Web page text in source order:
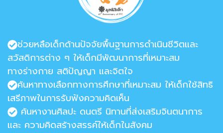
ช่วยหลือเด็กด้านปัจจัยพื้นฐานการดำเนินชีวิตและ
สวัสดิการต่าง ๆ ให้เด็กมีพัฒนาการที่เหมาะสม
ทางร่างกาย สติปัญญา และจิตใจ
ค้นหาทางเลือกทางการศึกษาที่เหมาะสม ให้เด็กใช้สิทธิ
เสรีภาพในการรับฟังความคิดเห็น
ค้นหางานศิลปะ ดนตรี นิทานที่ส่งเสริมจินตนาการ
และ ความคิดสร้างสรรค์ให้เด็กในสังคม